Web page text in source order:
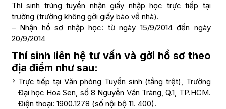
Thí sinh trúng tuyển nhận giấy nhập học trực tiếp tại
trường (trường không gởi giấy báo về nhà).
– Nhận hồ sơ nhập học: từ ngày 15/9/2014 đến ngày
20/9/2014
Thí sinh liên hệ tư vấn và gởi hồ sơ theo
địa điểm như sau:
Trực tiếp tại Văn phòng Tuyển sinh (tầng trệt), Trường
Đại học Hoa Sen, số 8 Nguyễn Văn Tráng, Q.1, TP.HCM.
Điện thoại: 1900.1278 (số nội bộ 11. 400).